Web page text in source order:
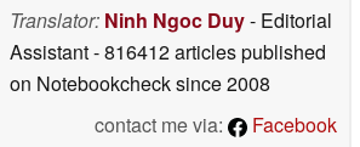
Translator: Ninh Ngoc Duy- Editorial
Assistant- 816412 articles published
on Notebookchecksince 2008
contact me via:
Facebook